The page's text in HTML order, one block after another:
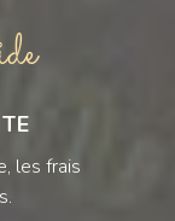
les frais